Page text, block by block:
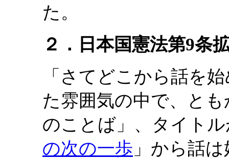
た。
２．日本国憲法第9条
「さてどこから話を
た雰囲気の中で、と
のことば」、タイト
の次の一歩 」から話